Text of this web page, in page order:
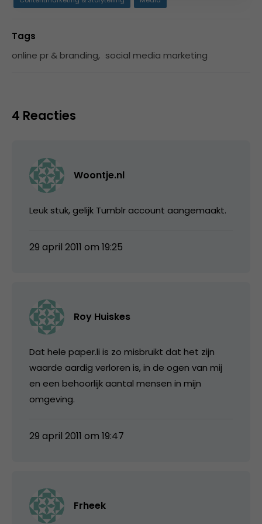
Tags
online pr & branding, social media marketing
4 Reacties
Woontje.nl
Leuk stuk, gelijk Tumblr account aangemaakt.
29 april 2011 om 19:25
Roy Huiskes
Dat hele paper.li is zo misbruikt dat het zijn
waarde aardig verloren is, in de ogen van mij
en een behoorlijk aantal mensen in mijn
omgeving.
29 april 2011 om 19:47
Frheek